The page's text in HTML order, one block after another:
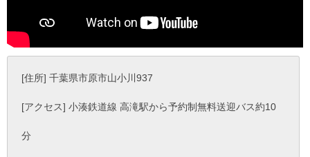
[住所] 千葉県市原市山小川937
[アクセス] 小湊鉄道線 高滝駅から予約制無料送迎バス約10
分